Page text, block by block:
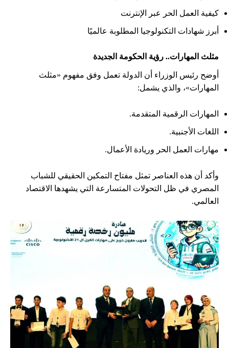
كيفية العمل الحر عبر الإنترنت
أبرز شهادات التكنولوجيا المطلوبة عالميًا
مثلث المهارات.. رؤية الحكومة الجديدة
أوضح رئيس الوزراء أن الدولة تعمل وفق مفهوم «مثلث
المهارات»، والذي يشمل:
المهارات الرقمية المتقدمة.
اللغات الأجنبية.
مهارات العمل الحر وريادة الأعمال.
وأكد أن هذه العناصر تمثل مفتاح التمكين الحقيقي للشباب
المصري في ظل التحولات المتسارعة التي يشهدها الاقتصاد
العالمي.